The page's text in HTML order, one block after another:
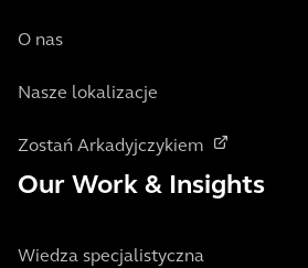
O nas
Nasze lokalizacje
Zostań Arkadyjczykiem
Our Work & Insights
Wiedza specjalistyczna